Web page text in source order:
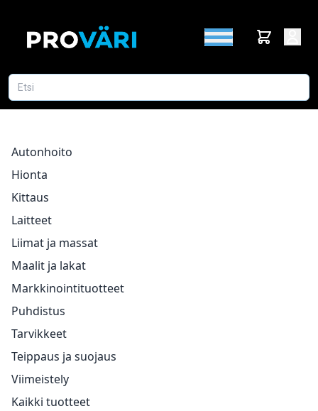
Autonhoito
Hionta
Kittaus
Laitteet
Liimat ja massat
Maalit ja lakat
Markkinointituotteet
Puhdistus
Tarvikkeet
Teippaus ja suojaus
Viimeistely
Kaikki tuotteet